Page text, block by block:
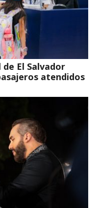
El Salvador
atendidos